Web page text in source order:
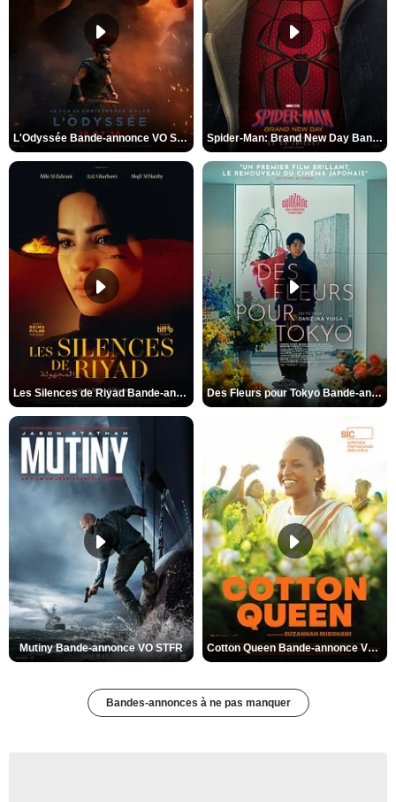
L'Odyssée Bande-annonce VO STFR Spider-Man: Brand New Day Bande-annonce VO STFR
Les Silences de Riyad Bande-annonce VO STFR Des Fleurs pour Tokyo Bande-annonce VO STFR
Mutiny Bande-annonce VO STFR Cotton Queen Bande-annonce VO STFR
Bandes-annonces à ne pas manquer